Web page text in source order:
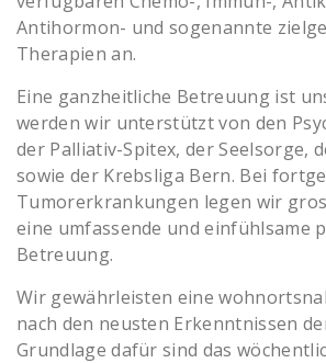
Antihormon- und sogenannte
Therapien an.
Eine ganzheitliche Betreuung ist
werden wir unterstützt von den
der Palliativ-Spitex, der Seelsorge,
sowie der Krebsliga Bern. Bei
Tumorerkrankungen legen wir
eine umfassende und einfühlsame
Betreuung.
Wir gewährleisten eine
nach den neusten Erkenntnissen
Grundlage dafür sind das